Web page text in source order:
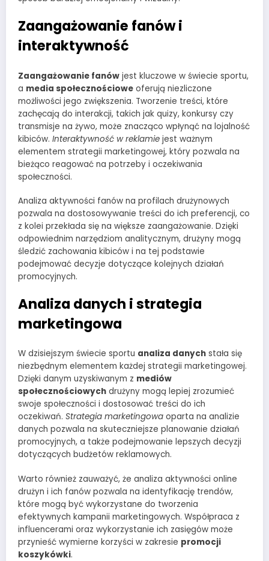
Zaangażowanie fanów i
interaktywność
Zaangażowanie fanów jest kluczowe w świecie sportu,
a media społecznościowe oferują niezliczone
możliwości jego zwiększenia. Tworzenie treści, które
zachęcają do interakcji, takich jak quizy, konkursy czy
transmisje na żywo, może znacząco wpłynąć na lojalność
kibiców. Interaktywność w reklamie jest ważnym
elementem strategii marketingowej, który pozwala na
bieżąco reagować na potrzeby i oczekiwania
społeczności.
Analiza aktywności fanów na profilach drużynowych
pozwala na dostosowywanie treści do ich preferencji, co
z kolei przekłada się na większe zaangażowanie. Dzięki
odpowiednim narzędziom analitycznym, drużyny mogą
śledzić zachowania kibiców i na tej podstawie
podejmować decyzje dotyczące kolejnych działań
promocyjnych.
Analiza danych i strategia
marketingowa
W dzisiejszym świecie sportu analiza danych stała się
niezbędnym elementem każdej strategii marketingowej.
Dzięki danym uzyskiwanym z mediów
społecznościowych drużyny mogą lepiej zrozumieć
swoje społeczności i dostosować treści do ich
oczekiwań. Strategia marketingowa oparta na analizie
danych pozwala na skuteczniejsze planowanie działań
promocyjnych, a także podejmowanie lepszych decyzji
dotyczących budżetów reklamowych.
Warto również zauważyć, że analiza aktywności online
drużyn i ich fanów pozwala na identyfikację trendów,
które mogą być wykorzystane do tworzenia
efektywnych kampanii marketingowych. Współpraca z
influencerami oraz wykorzystanie ich zasięgów może
przynieść wymierne korzyści w zakresie promocji
koszykówki.